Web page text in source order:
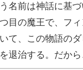
名前は神話に基
目の魔王で、フ
て、この物語の
退治する。だか